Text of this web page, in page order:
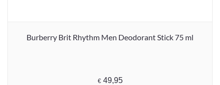
Burberry Brit Rhythm Men Deodorant Stick 75 ml
€49,95